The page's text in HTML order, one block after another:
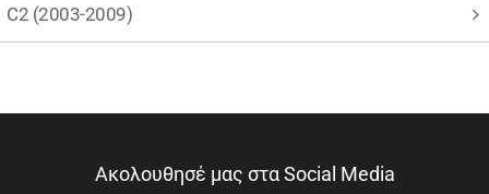
C2 (2003-2009)
Ακολουθησέ μας στα Social Media